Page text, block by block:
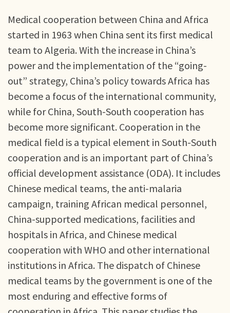
Medical cooperation between China and Africa
started in 1963 when China sent its first medical
team to Algeria. With the increase in China’s
power and the implementation of the “going-
out” strategy, China’s policy towards Africa has
become a focus of the international community,
while for China, South-South cooperation has
become more significant. Cooperation in the
medical field is a typical element in South-South
cooperation and is an important part of China’s
official development assistance (ODA). It includes
Chinese medical teams, the anti-malaria
campaign, training African medical personnel,
China-supported medications, facilities and
hospitals in Africa, and Chinese medical
cooperation with WHO and other international
institutions in Africa. The dispatch of Chinese
medical teams by the government is one of the
most enduring and effective forms of